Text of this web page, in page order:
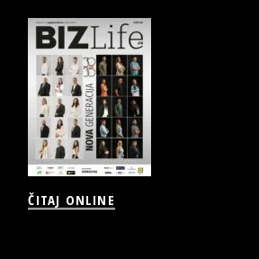
ČITAJ ONLINE